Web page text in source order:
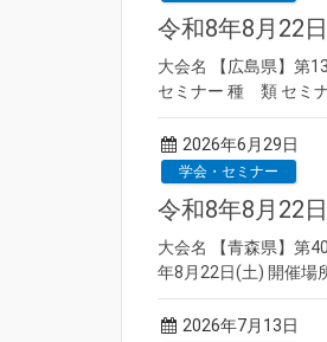
令和8年8月22
大会名 【広島県】第
セミナー 種 類 セミ
2026年6月29日
学会・セミナー
令和8年8月22
大会名 【青森県】第
年8月22日(土) 開催場
2026年7月13日